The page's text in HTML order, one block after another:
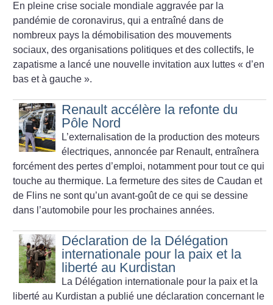
En pleine crise sociale mondiale aggravée par la
pandémie de coronavirus, qui a entraîné dans de
nombreux pays la démobilisation des mouvements
sociaux, des organisations politiques et des collectifs, le
zapatisme a lancé une nouvelle invitation aux luttes « d’en
bas et à gauche ».
Renault accélère la refonte du
Pôle Nord
L’externalisation de la production des moteurs
électriques, annoncée par Renault, entraînera
forcément des pertes d’emploi, notamment pour tout ce qui
touche au thermique. La fermeture des sites de Caudan et
de Flins ne sont qu’un avant-goût de ce qui se dessine
dans l’automobile pour les prochaines années.
Déclaration de la Délégation
internationale pour la paix et la
liberté au Kurdistan
La Délégation internationale pour la paix et la
liberté au Kurdistan a publié une déclaration concernant le